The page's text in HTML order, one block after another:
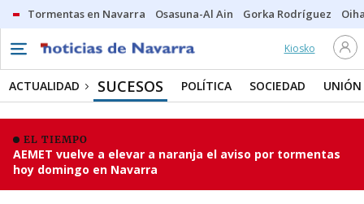
Tormentas en Navarra Osasuna-Al Ain Gorka Rodríguez
Kiosko
ACTUALIDAD SUCESOS POLÍTICA SOCIEDAD UNIÓN
EL TIEMPO
AEMET vuelve a elevar a naranja el aviso por tormentas
hoy domingo en Navarra